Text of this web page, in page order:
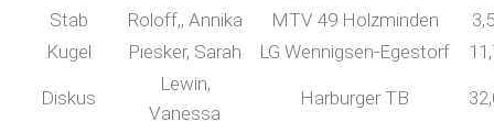
Stab
Roloff,, Annika MTV 49 Holzminden
Kugel
Piesker, Sarah LG Wennigsen-Egestorf
Diskus
Lewin,
Vanessa
Harburger TB